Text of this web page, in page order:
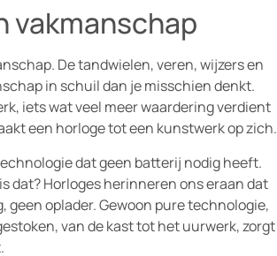
vakmanschap
De tandwielen, veren, wijzers en
in schuil dan je misschien denkt.
iets wat veel meer waardering verdient
een horloge tot een kunstwerk op zich.
dat geen batterij nodig heeft.
dat? Horloges herinneren ons eraan dat
oplader. Gewoon pure technologie,
van de kast tot het uurwerk, zorgt